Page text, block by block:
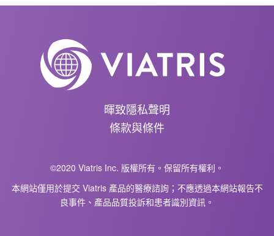
暉致隱私聲明
條款與條件
©2020 Viatris Inc. 版權所有。保留所有權利。
本網站僅用於提交 Viatris 產品的醫療諮詢；不應透過本網站報告不
良事件、產品品質投訴和患者識別資訊。